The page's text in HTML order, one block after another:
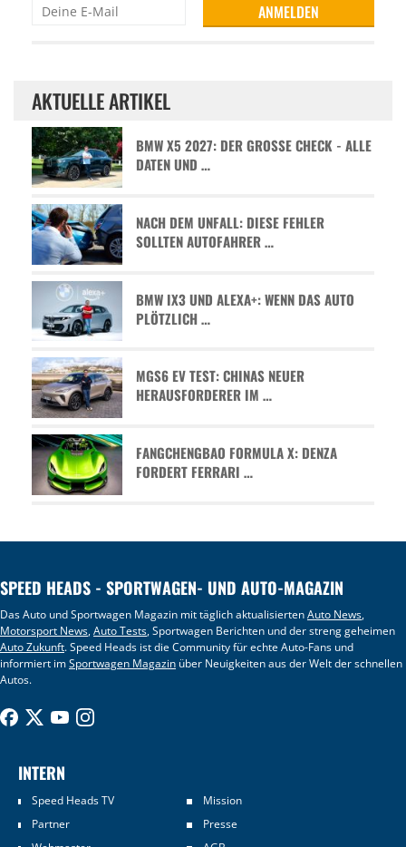
AKTUELLE ARTIKEL
BMW X5 2027: DER GROSSE CHECK - ALLE D
ATEN UND …
NACH DEM UNFALL: DIESE FEHLER
SOLLTEN AUTOFAHRER …
BMW IX3 UND ALEXA+: WENN DAS AUTO
PLÖTZLICH …
MGS6 EV TEST: CHINAS NEUER
HERAUSFORDERER IM …
FANGCHENGBAO FORMULA X: DENZA
FORDERT FERRARI …
SPEED HEADS - SPORTWAGEN- UND AUTO-MAGAZIN
Das Auto und Sportwagen Magazin mit täglich aktualisiertenAuto News,
Motorsport News,Auto Tests, Sportwagen Berichten und der streng geheimen
Auto Zukunft. Speed Heads ist die Community für echte Auto-Fans und
informiert imSportwagen Magazin über Neuigkeiten aus der Welt der schnellen
Autos.
INTERN
Speed Heads TV
Mission
Partner
Presse